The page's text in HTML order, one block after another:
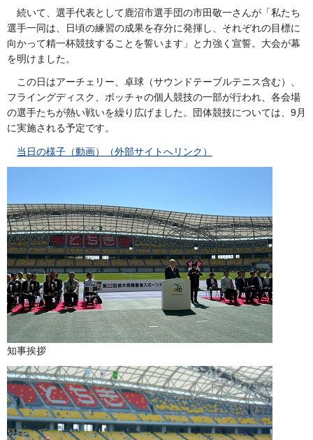
続いて、選手代表として鹿沼市選手団の市田敬一さんが「私たち
選手一同は、日頃の練習の成果を存分に発揮し、それぞれの目標に
向かって精一杯競技することを誓います」と力強く宣誓。大会が幕
を明けました。
この日はアーチェリー、卓球（サウンドテーブルテニス含む）、
フライングディスク、ボッチャの個人競技の一部が行われ、各会場
の選手たちが熱い戦いを繰り広げました。団体競技については、9月
に実施される予定です。
当日の様子（動画）（外部サイトへリンク）
知事挨拶